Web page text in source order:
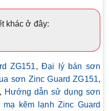
khác ở đây:
ZG151, Đại lý bán sơn
sơn Zinc Guard ZG151,
, Hướng dẫn sử dụng sơn
mạ kẽm lạnh Zinc Guard